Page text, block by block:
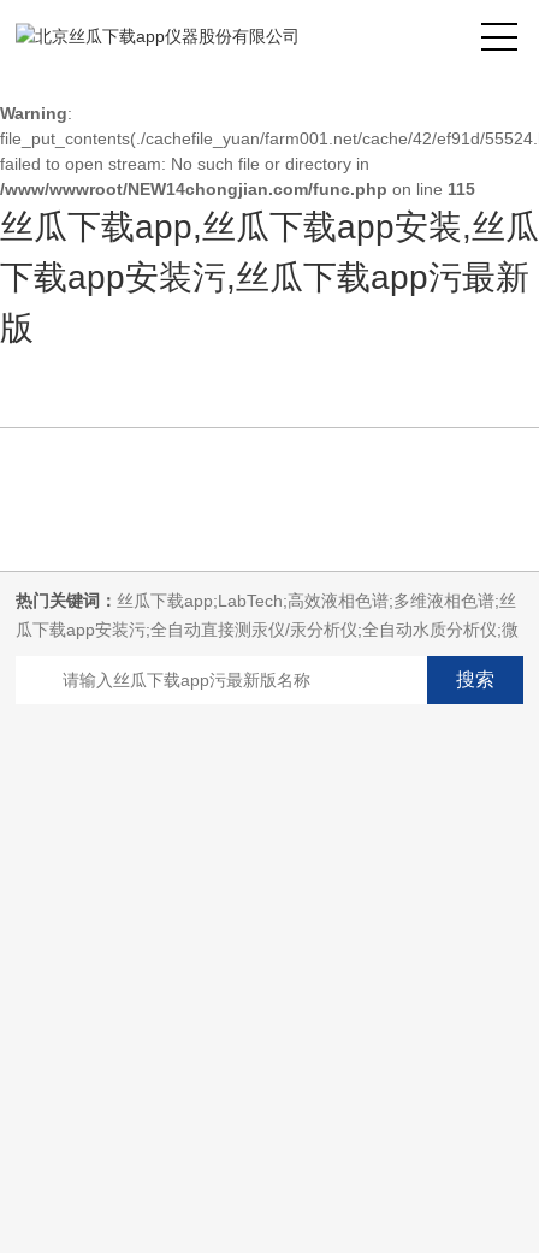
Warning: mkdir(): No space left on device in
Warning:
file_put_contents(./cachefile_yuan/farm001.net/cache/42/ef91d/
failed to open stream: No such file or directory in
/www/wwwroot/NEW14chongjian.com/func.php on line 115
丝瓜下载app,丝瓜下载app安装,丝瓜
下载app安装污,丝瓜下载app污最新
版
热门关键词： 丝瓜下载app;LabTech;高效液相色谱;多维液相色谱;丝
瓜下载app安装污;全自动直接测汞仪/汞分析仪;全自动水质分析仪;微
波消解萃取系统;微波合成系统;微波灰化磺化系统;全自动固相萃取系
统;Dryvap全自动溶剂蒸发系统;激光固体烧蚀进样系统;循环水冷却